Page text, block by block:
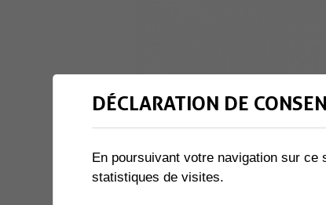
DÉCLARATION DE
En poursuivant votre navigation sur
statistiques de visites.